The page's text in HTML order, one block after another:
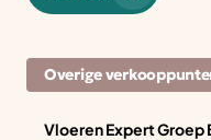
Overige
Vloeren Expert Groep